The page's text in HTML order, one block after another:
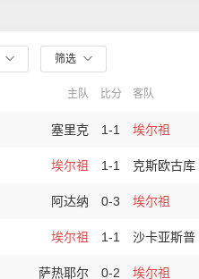
筛选
主队 比分 客队
塞里克 1-1 埃尔祖
埃尔祖 1-1 克斯欧古库
阿达纳 0-3 埃尔祖
埃尔祖 1-1 沙卡亚斯普
萨热耶尔 0-2 埃尔祖